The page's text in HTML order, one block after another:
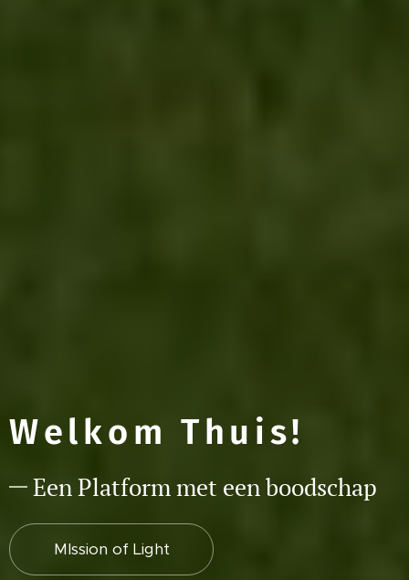
Welkom Thuis!
Een Platform met een boodschap
MIssion of Light